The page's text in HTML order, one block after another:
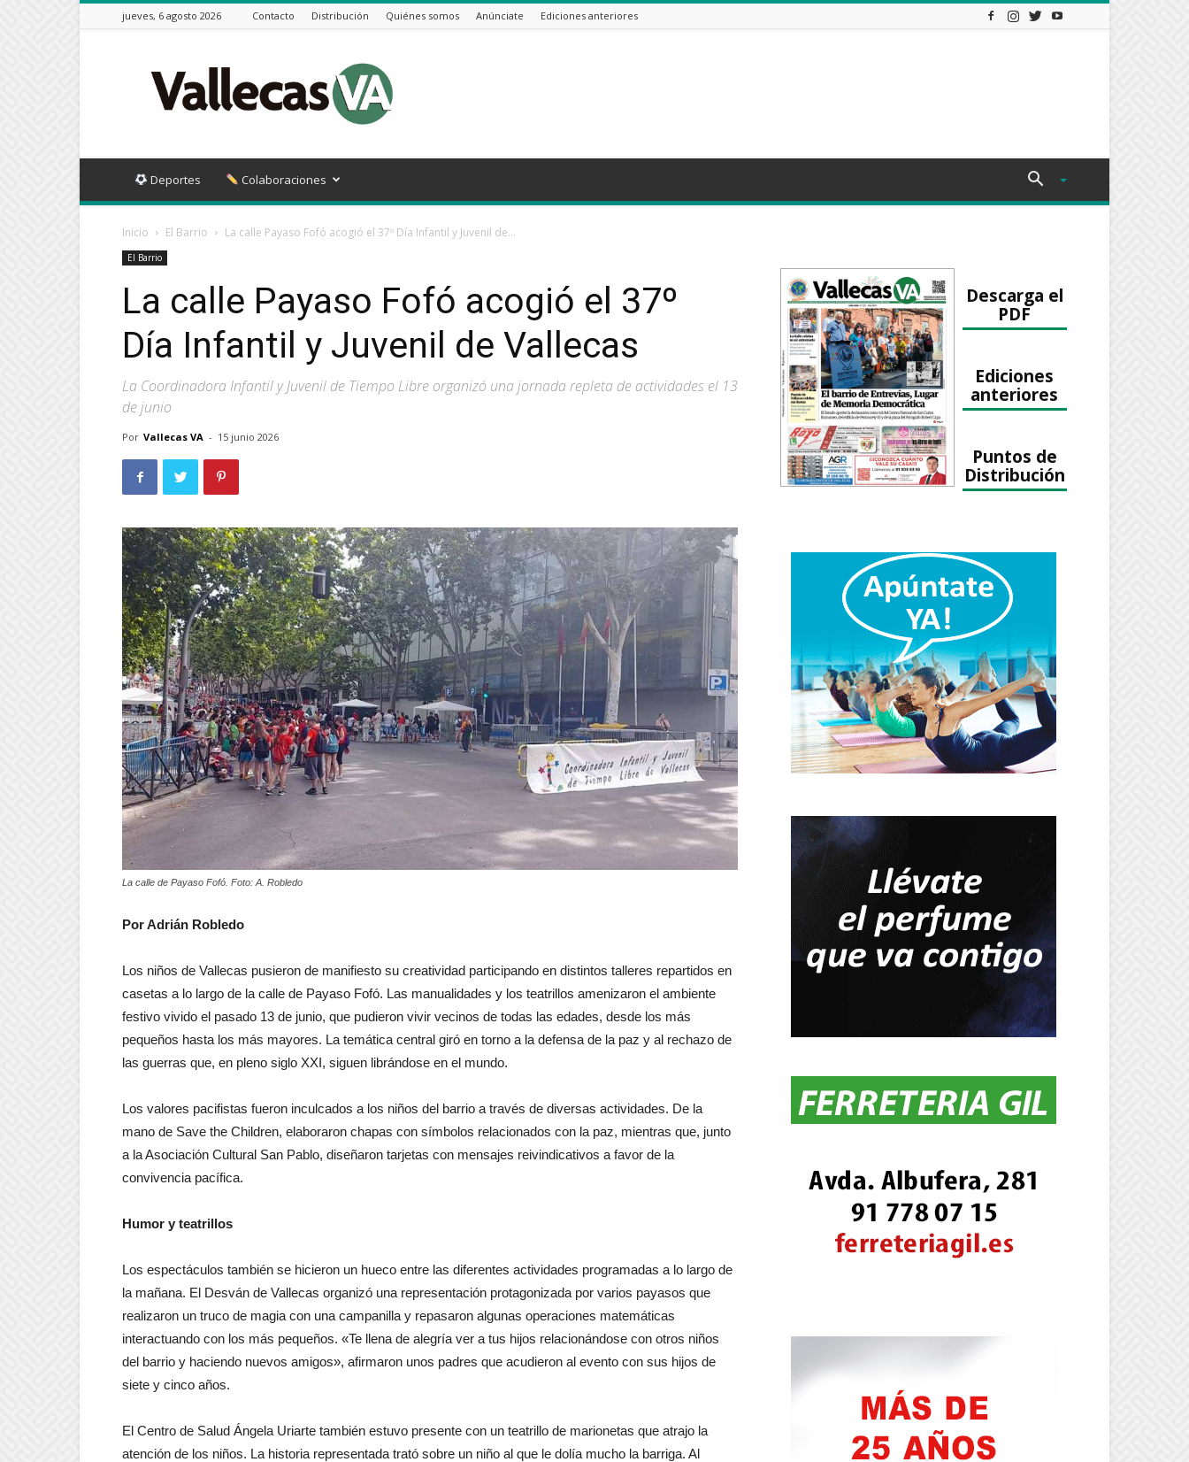
jueves, 6 agosto 2026 Contacto Distribución Quiénes somos Anúnciate Ediciones anteriores
VA
Deportes Colaboraciones
Inicio El Barrio La calle Payaso Fofó acogió el 37º Día Infantil y Juvenil de...
El Barrio
La calle Payaso Fofó acogió el 37º
Día Infantil y Juvenil de Vallecas
La Coordinadora Infantil y Juvenil de Tiempo Libre organizó una jornada repleta de actividades el 13
de junio
Por Vallecas VA - 15 junio 2026
La calle de Payaso Fofó. Foto: A. Robledo
Por Adrián Robledo
Los niños de Vallecas pusieron de manifiesto su creatividad participando en distintos talleres repartidos en
casetas a lo largo de la calle de Payaso Fofó. Las manualidades y los teatrillos amenizaron el ambiente
festivo vivido el pasado 13 de junio, que pudieron vivir vecinos de todas las edades, desde los más
pequeños hasta los más mayores. La temática central giró en torno a la defensa de la paz y al rechazo de
las guerras que, en pleno siglo XXI, siguen librándose en el mundo.
Los valores pacifistas fueron inculcados a los niños del barrio a través de diversas actividades. De la
mano de Save the Children, elaboraron chapas con símbolos relacionados con la paz, mientras que, junto
a la Asociación Cultural San Pablo, diseñaron tarjetas con mensajes reivindicativos a favor de la
convivencia pacífica.
Humor y teatrillos
Los espectáculos también se hicieron un hueco entre las diferentes actividades programadas a lo largo de
la mañana. El Desván de Vallecas organizó una representación protagonizada por varios payasos que
realizaron un truco de magia con una campanilla y repasaron algunas operaciones matemáticas
interactuando con los más pequeños. «Te llena de alegría ver a tus hijos relacionándose con otros niños
del barrio y haciendo nuevos amigos», afirmaron unos padres que acudieron al evento con sus hijos de
siete y cinco años.
El Centro de Salud Ángela Uriarte también estuvo presente con un teatrillo de marionetas que atrajo la
atención de los niños. La historia representada trató sobre un niño al que le dolía mucho la barriga. Al
Descarga el
PDF
Ediciones
anteriores
Puntos de
Distribución